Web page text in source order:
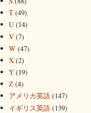
T (49)
U (14)
V (7)
W (47)
X (2)
Y (19)
Z (4)
アメリカ英語 (147)
イギリス英語 (139)